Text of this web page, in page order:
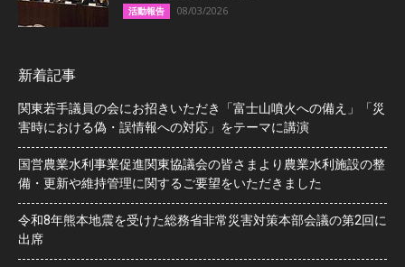
活動報告 08/03/2026
新着記事
関東若手議員の会にお招きいただき「富士山噴火への備え」「災
害時における偽・誤情報への対応」をテーマに講演
国営農業水利事業促進関東協議会の皆さまより農業水利施設の整
備・更新や維持管理に関するご要望をいただきました
令和8年熊本地震を受けた総務省非常災害対策本部会議の第2回に
出席